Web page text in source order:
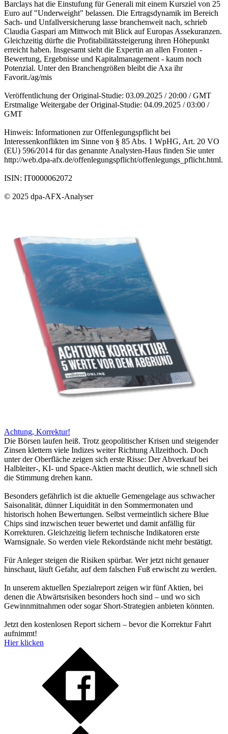
Barclays hat die Einstufung für Generali mit einem Kursziel von 25
Euro auf "Underweight" belassen. Die Ertragsdynamik im Bereich
Sach- und Unfallversicherung lasse branchenweit nach, schrieb
Claudia Gaspari am Mittwoch mit Blick auf Europas Assekuranzen.
Gleichzeitig dürfte die Profitabilitätssteigerung ihren Höhepunkt
erreicht haben. Insgesamt sieht die Expertin an allen Fronten -
Bewertung, Ergebnisse und Kapitalmanagement - kaum noch
Potenzial. Unter den Branchengrößen bleibt die Axa ihr
Favorit./ag/mis
Veröffentlichung der Original-Studie: 03.09.2025 / 20:00 / GMT
Erstmalige Weitergabe der Original-Studie: 04.09.2025 / 03:00 /
GMT
Hinweis: Informationen zur Offenlegungspflicht bei
Interessenkonflikten im Sinne von § 85 Abs. 1 WpHG, Art. 20 VO
(EU) 596/2014 für das genannte Analysten-Haus finden Sie unter
http://web.dpa-afx.de/offenlegungspflicht/offenlegungs_pflicht.html.
ISIN: IT0000062072
© 2025 dpa-AFX-Analyser
Achtung, Korrektur!
Die Börsen laufen heiß. Trotz geopolitischer Krisen und steigender
Zinsen klettern viele Indizes weiter Richtung Allzeithoch. Doch
unter der Oberfläche zeigen sich erste Risse: Der Abverkauf bei
Halbleiter-, KI- und Space-Aktien macht deutlich, wie schnell sich
die Stimmung drehen kann.
Besonders gefährlich ist die aktuelle Gemengelage aus schwacher
Saisonalität, dünner Liquidität in den Sommermonaten und
historisch hohen Bewertungen. Selbst vermeintlich sichere Blue
Chips sind inzwischen teuer bewertet und damit anfällig für
Korrekturen. Gleichzeitig liefern technische Indikatoren erste
Warnsignale. So werden viele Rekordstände nicht mehr bestätigt.
Für Anleger steigen die Risiken spürbar. Wer jetzt nicht genauer
hinschaut, läuft Gefahr, auf dem falschen Fuß erwischt zu werden.
In unserem aktuellen Spezialreport zeigen wir fünf Aktien, bei
denen die Abwärtsrisiken besonders hoch sind – und wo sich
Gewinnmitnahmen oder sogar Short-Strategien anbieten könnten.
Jetzt den kostenlosen Report sichern – bevor die Korrektur Fahrt
aufnimmt!
Hier klicken